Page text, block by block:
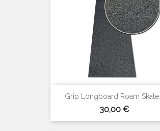
Grip Longboard Roam Skate...
Prix
30,00 €